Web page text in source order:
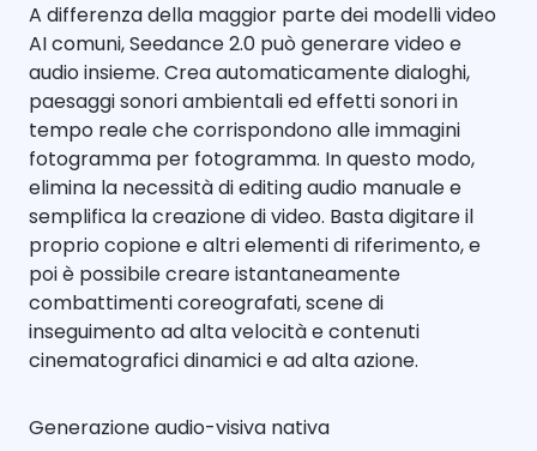
A differenza della maggior parte dei modelli video
AI comuni, Seedance 2.0 può generare video e
audio insieme. Crea automaticamente dialoghi,
paesaggi sonori ambientali ed effetti sonori in
tempo reale che corrispondono alle immagini
fotogramma per fotogramma. In questo modo,
elimina la necessità di editing audio manuale e
semplifica la creazione di video. Basta digitare il
proprio copione e altri elementi di riferimento, e
poi è possibile creare istantaneamente
combattimenti coreografati, scene di
inseguimento ad alta velocità e contenuti
cinematografici dinamici e ad alta azione.
Generazione audio-visiva nativa